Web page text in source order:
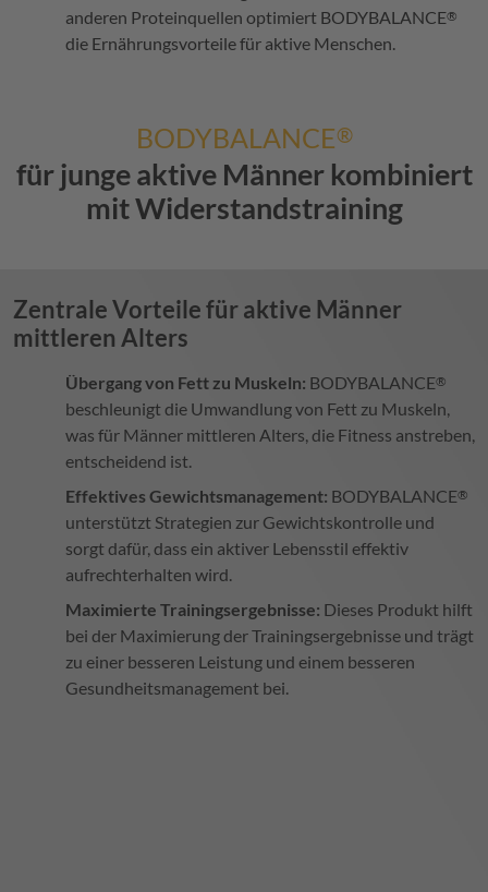
anderen Proteinquellen optimiert BODYBALANCE®
die Ernährungsvorteile für aktive Menschen.
BODYBALANCE®
für junge aktive Männer kombiniert
mit Widerstandstraining
Zentrale Vorteile für aktive Männer
mittleren Alters
Übergang von Fett zu Muskeln: BODYBALANCE®
beschleunigt die Umwandlung von Fett zu Muskeln,
was für Männer mittleren Alters, die Fitness anstreben,
entscheidend ist.
Effektives Gewichtsmanagement: BODYBALANCE®
unterstützt Strategien zur Gewichtskontrolle und
sorgt dafür, dass ein aktiver Lebensstil effektiv
aufrechterhalten wird.
Maximierte Trainingsergebnisse: Dieses Produkt hilft
bei der Maximierung der Trainingsergebnisse und trägt
zu einer besseren Leistung und einem besseren
Gesundheitsmanagement bei.